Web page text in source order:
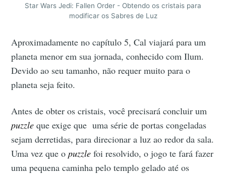
Star Wars Jedi: Fallen Order - Obtendo os cristais para
modificar os Sabres de Luz
Aproximadamente no capítulo 5, Cal viajará para um
planeta menor em sua jornada, conhecido com Ilum.
Devido ao seu tamanho, não requer muito para o
planeta seja feito.
Antes de obter os cristais, você precisará concluir um
puzzle que exige que uma série de portas congeladas
sejam derretidas, para direcionar a luz ao redor da sala.
Uma vez que opuzzle foi resolvido, o jogo te fará fazer
uma pequena caminha pelo templo gelado até os